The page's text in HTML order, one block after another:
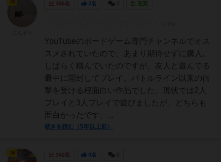
456名 2名 充実
YouTubeのボードゲーム専門チャンネルでオス
スメされていたので、あまり期待せずに購入。
しばらく積んでいたのですが、友人と遊んでる
最中に開封してプレイ。バトルライン以来の衝
撃を受ける程面白い作品でした。現状では2人
プレイと3人プレイで遊びましたが、どちらも
面白かったです。...
続きを読む（5年以上前）
342名 0名